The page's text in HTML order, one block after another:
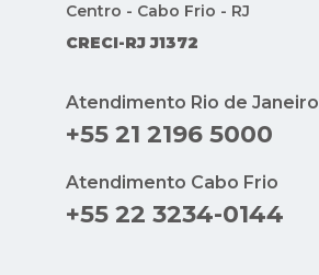
Centro - Cabo Frio - RJ
CRECI-RJ J1372
Atendimento Rio de Janeiro
+55 21 2196 5000
Atendimento Cabo Frio
+55 22 3234-0144